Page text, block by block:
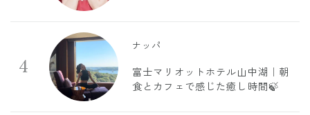
4
ナッパ
富士マリオットホテル山中湖｜朝
食とカフェで感じた癒し時間🍃